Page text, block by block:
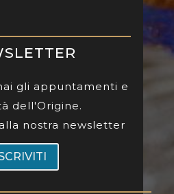
gli appuntamenti e
dell'Origine.
nostra newsletter